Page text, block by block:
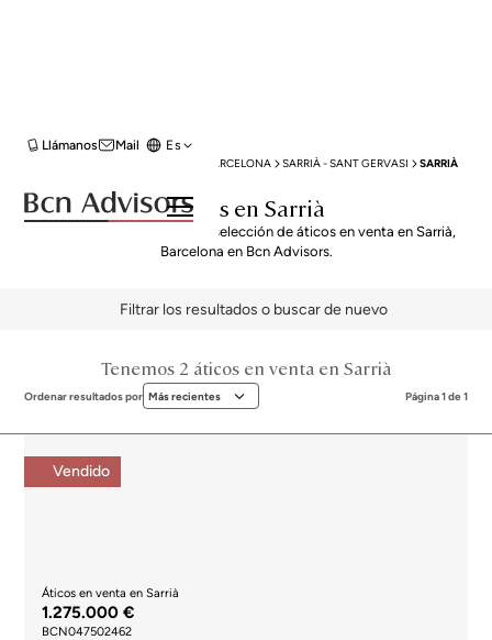
Mail
Llámanos Es
BARCELONA SARRIÀ - SANT GERVASI SARRIÀ
Áticos en Sarrià
Descubre nuestra exclusiva selección de áticos en venta en Sarrià,
Barcelona en Bcn Advisors.
Filtrar los resultados o buscar de nuevo
Tenemos 2 áticos en venta en Sarrià
Ordenar resultados por Más recientes Página 1 de 1
Vendido
Áticos en venta en Sarrià
1.275.000 €
BCN047502462